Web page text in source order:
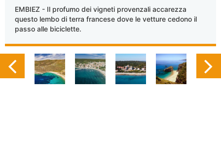
EMBIEZ - Il profumo dei vigneti provenzali accarezza
questo lembo di terra francese dove le vetture cedono il
passo alle biciclette.